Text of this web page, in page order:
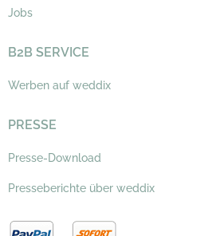
Jobs
B2B SERVICE
Werben auf weddix
PRESSE
Presse-Download
Presseberichte über weddix